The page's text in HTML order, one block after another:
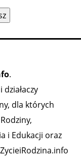
.
dla których
i Edukacji oraz